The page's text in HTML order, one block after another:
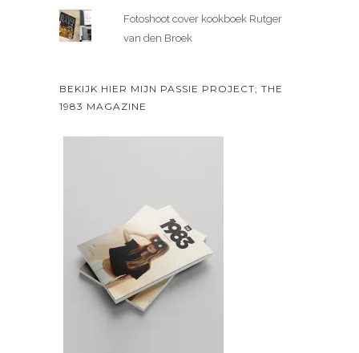
Fotoshoot cover kookboek Rutger
van den Broek
BEKIJK HIER MIJN PASSIE PROJECT; THE
1983 MAGAZINE